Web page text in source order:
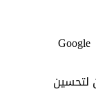
-اعتماد أدوات الذكاء الاصطناعي مثل Google
لتحسين